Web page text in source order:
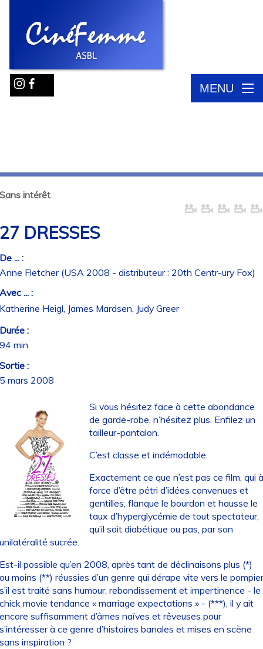
MENU
intérêt
DRESSES
... :
Fletcher (USA 2008 - distributeur : 20th Centr-ury Fox)
... :
Heigl, James Mardsen, Judy Greer
:
min.
:
mars 2008
Si vous hésitez face à cette abondance
de garde-robe, n’hésitez plus. Enfilez un
tailleur-pantalon.
C’est classe et indémodable.
Exactement ce que n’est pas ce film, qui
force d’être pétri d’idées convenues et
gentilles, flanque le bourdon et hausse le
taux d’hyperglycémie de tout spectateur,
qu’il soit diabétique ou pas, par son
sucrée.
il possible qu’en 2008, après tant de déclinaisons plus (*)
moins (**) réussies d’un genre qui dérape vite vers le pompier
est traité sans humour, rebondissement et impertinence - le
movie tendance « marriage expectations » - (***), il y ait
suffisamment d’âmes naïves et rêveuses pour
à ce genre d’histoires banales et mises en scène
inspiration ?